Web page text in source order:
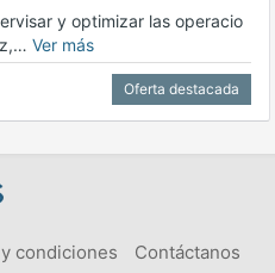
y optimizar las operacio
Ver más
Oferta destacada
condiciones Contáctanos